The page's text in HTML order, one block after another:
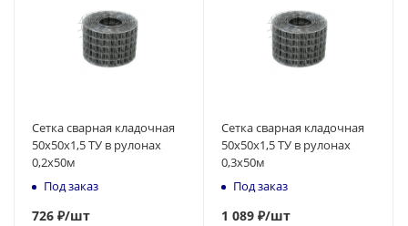
Сетка сварная кладочная
50х50х1,5 ТУ в рулонах
0,2х50м
Под заказ
726 ₽/шт
Сетка сварная кладочная
50х50х1,5 ТУ в рулонах
0,3х50м
Под заказ
1 089 ₽/шт